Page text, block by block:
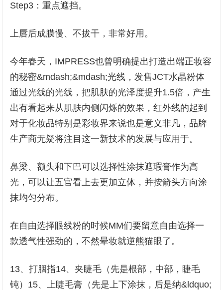
Step3：重点遮挡。
上唇后成膜慢、不拔干，非常好用。
今年春天，IMPRESS也曾明确提出打造出端正妆容
的秘密&mdash;&mdash;光线，发售JCT水晶粉体
通过光线的光线，把肌肤的光泽度提升1.5倍，产生
出有看起来从肌肤内侧闪烁的效果，红外线的起到
对于化妆品特别是彩妆界来说也是意义非凡，品牌
生产商无疑将注目这一新技术的发展与应用于。
鼻梁、额头和下巴可以选择性涂抹遮瑕膏作为高
光，可以让五官看上去更加立体，并按箭头方向涂
抹均匀分布。
在自由选择眼线粉的时候MM们要留意自由选择一
款透气性强劲的，不然晕妆就逆熊猫眼了。
13、打胭指14、夹睫毛（先是根部，中部，睫毛
钝）15、上睫毛膏（先是上下涂抹，后是纳&ldquo;